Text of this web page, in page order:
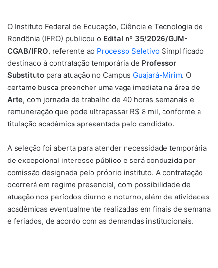
O Instituto Federal de Educação, Ciência e Tecnologia de
Rondônia (IFRO) publicou o Edital nº 35/2026/GJM-
CGAB/IFRO, referente ao Processo Seletivo Simplificado
destinado à contratação temporária de Professor
Substituto para atuação no Campus Guajará-Mirim. O
certame busca preencher uma vaga imediata na área de
Arte, com jornada de trabalho de 40 horas semanais e
remuneração que pode ultrapassar R$ 8 mil, conforme a
titulação acadêmica apresentada pelo candidato.
A seleção foi aberta para atender necessidade temporária
de excepcional interesse público e será conduzida por
comissão designada pelo próprio instituto. A contratação
ocorrerá em regime presencial, com possibilidade de
atuação nos períodos diurno e noturno, além de atividades
acadêmicas eventualmente realizadas em finais de semana
e feriados, de acordo com as demandas institucionais.